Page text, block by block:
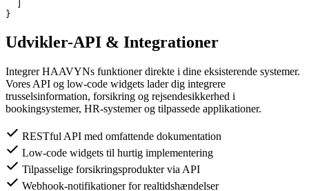
}
Udvikler-API & Integrationer
Integrer HAAVYNs funktioner direkte i dine eksisterende systemer.
Vores API og low-code widgets lader dig integrere
trusselsinformation, forsikring og rejsendesikkerhed i
bookingsystemer, HR-systemer og tilpassede applikationer.
RESTful API med omfattende dokumentation
Low-code widgets til hurtig implementering
Tilpasselige forsikringsprodukter via API
Webhook-notifikationer for realtidshændelser